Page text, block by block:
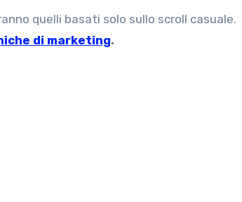
quelli basati solo sullo scroll casuale.
di marketing.